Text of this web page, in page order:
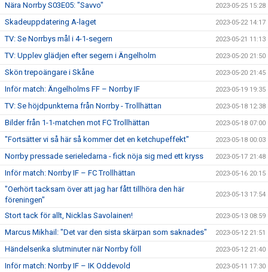
Nära Norrby S03E05: "Savvo" 2023-05-25 15:28
Skadeuppdatering A-laget 2023-05-22 14:17
TV: Se Norrbys mål i 4-1-segern 2023-05-21 11:13
TV: Upplev glädjen efter segern i Ängelholm 2023-05-20 21:50
Skön trepoängare i Skåne 2023-05-20 21:45
Inför match: Ängelholms FF – Norrby IF 2023-05-19 19:35
TV: Se höjdpunkterna från Norrby - Trollhättan 2023-05-18 12:38
Bilder från 1-1-matchen mot FC Trollhättan 2023-05-18 07:00
"Fortsätter vi så här så kommer det en ketchupeffekt" 2023-05-18 00:03
Norrby pressade serieledarna - fick nöja sig med ett kryss 2023-05-17 21:48
Inför match: Norrby IF – FC Trollhättan 2023-05-16 20:15
"Oerhört tacksam över att jag har fått tillhöra den här
föreningen"
2023-05-13 17:54
Stort tack för allt, Nicklas Savolainen! 2023-05-13 08:59
Marcus Mikhail: "Det var den sista skärpan som saknades" 2023-05-12 21:51
Händelserika slutminuter när Norrby föll 2023-05-12 21:40
Inför match: Norrby IF – IK Oddevold 2023-05-11 17:30